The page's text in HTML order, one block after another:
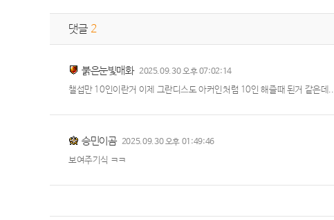
댓글 2
붉은눈빛매화 2025.09.30 오후 07:02:14
챌섭만 10인이란거 이제 그란디스도 아커인처럼 10인 해즐때 된거 같은데..
승민이곰 2025.09.30 오후 01:49:46
보여주기식 ㅋㅋ